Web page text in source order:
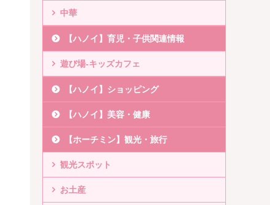
中華
【ハノイ】育児・子供関連情報
遊び場-キッズカフェ
【ハノイ】ショッピング
【ハノイ】美容・健康
【ホーチミン】観光・旅行
観光スポット
お土産